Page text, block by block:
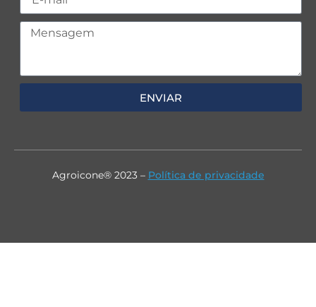
ENVIAR
Agroicone® 2023 – Política de privacidade